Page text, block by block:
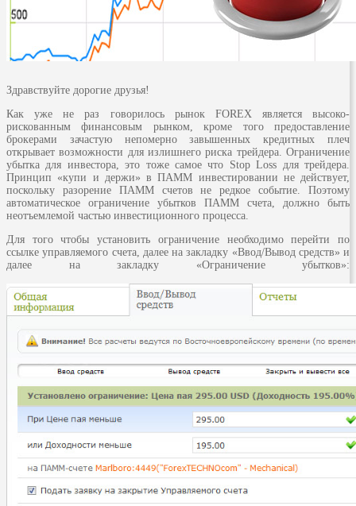
Здравствуйте дорогие друзья!
Как уже не раз говорилось рынок FOREX является высоко-
рискованным финансовым рынком, кроме того предоставление
брокерами зачастую непомерно завышенных кредитных плеч
открывает возможности для излишнего риска трейдера. Ограничение
убытка для инвестора, это тоже самое что Stop Loss для трейдера.
Принцип «купи и держи» в ПАММ инвестировании не действует,
поскольку разорение ПАММ счетов не редкое событие. Поэтому
автоматическое ограничение убытков ПАММ счета, должно быть
неотъемлемой частью инвестиционного процесса.
Для того чтобы установить ограничение необходимо перейти по
ссылке управляемого счета, далее на закладку «Ввод/Вывод средств» и
далее на закладку «Ограничение убытков»: